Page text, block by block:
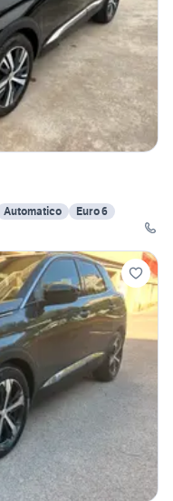
Automatico
Euro 6